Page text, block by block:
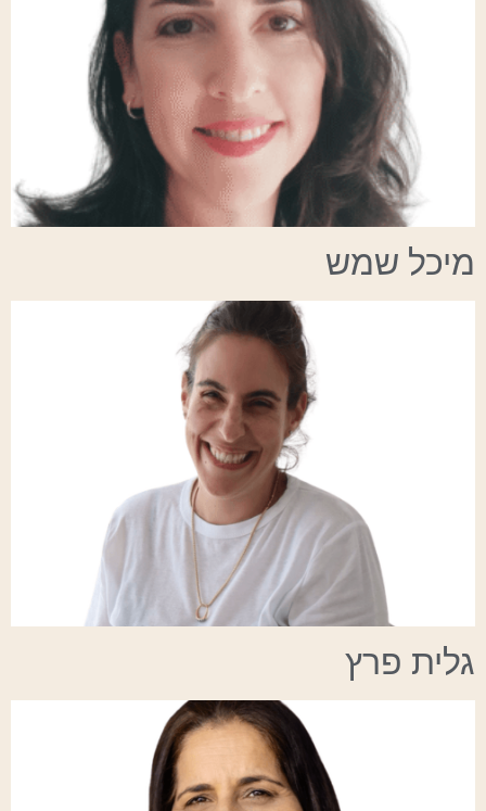
מיכל שמש
גלית פרץ